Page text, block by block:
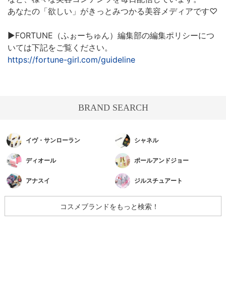
あなたの「欲しい」がきっとみつかる美容メディアです♡
▶︎FORTUNE（ふぉーちゅん）編集部の編集ポリシーにつ
いては下記をご覧ください。
https://fortune-girl.com/guideline
BRAND SEARCH
イヴ・サンローラン シャネル
ディオール ポールアンドジョー
アナスイ ジルスチュアート
コスメブランドをもっと検索！